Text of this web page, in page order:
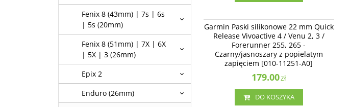
Garmin Paski silikonowe 22 mm Quick Release
Vivoactive 4 / Venu 2 / Forerunner 255, 265 -
Czarny/jasnoszary z popielatym zapięciem
[010-11251-A0]
Garmin Paski silikonowe 22 mm Quick
Release Vivoactive 4 / Venu 2, 3 /
Forerunner 255, 265 -
Czarny/jasnoszary z popielatym
zapięciem [010-11251-A0]
179.00zł
DO KOSZYKA
Fenix 8 (43mm) | 7s | 6s
| 5s (20mm)
Fenix 8 (51mm) | 7X | 6X
| 5X | 3 (26mm)
Epix 2
Enduro (26mm)